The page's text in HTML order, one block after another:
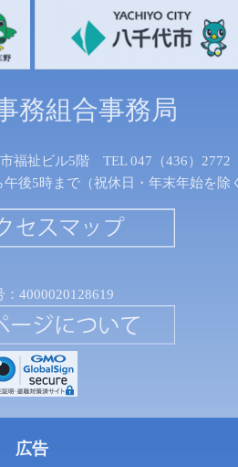
務組合事務局
福祉ビル5階 TEL 047（436）2772
後5時まで（祝休日・年末年始を除
：4000020128619
広告